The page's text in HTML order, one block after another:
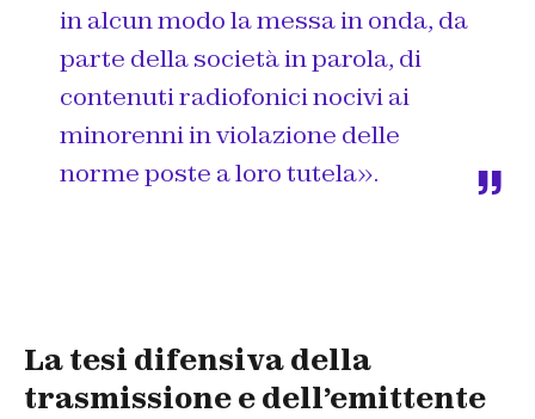
in alcun modo la messa in onda, da
parte della società in parola, di
contenuti radiofonici nocivi ai
minorenni in violazione delle
norme poste a loro tutela».
La tesi difensiva della
trasmissione e dell’emittente